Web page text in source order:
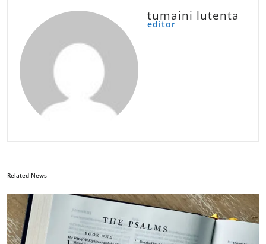
tumaini lutenta
editor
Related News